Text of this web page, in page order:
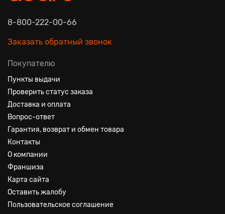
8-800-222-00-66
Заказать обратный звонок
Покупателю
Пункты выдачи
Проверить статус заказа
Доставка и оплата
Вопрос-ответ
Гарантия, возврат и обмен товара
Контакты
О компании
Франшиза
Карта сайта
Оставить жалобу
Пользовательское соглашение